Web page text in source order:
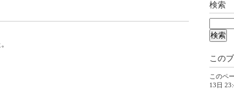
検索
この
このペ
13日